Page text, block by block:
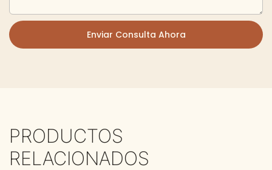
Enviar Consulta Ahora
PRODUCTOS
RELACIONADOS